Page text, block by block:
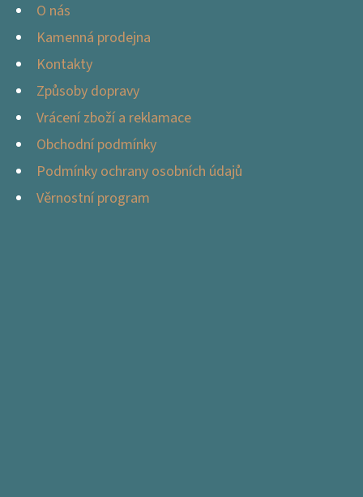
O nás
Kamenná prodejna
Kontakty
Způsoby dopravy
Vrácení zboží a reklamace
Obchodní podmínky
Podmínky ochrany osobních údajů
Věrnostní program